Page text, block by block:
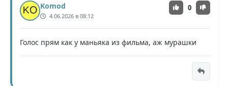
Komod
4.06.2026 в 08:12
0
Голос прям как у маньяка из фильма, аж мурашки